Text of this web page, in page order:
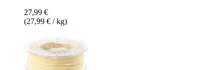
27,99 €
(27,99 € / kg)